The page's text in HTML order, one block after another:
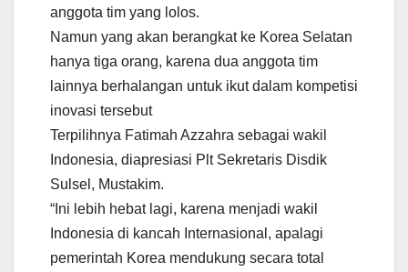
anggota tim yang lolos.
Namun yang akan berangkat ke Korea Selatan
hanya tiga orang, karena dua anggota tim
lainnya berhalangan untuk ikut dalam kompetisi
inovasi tersebut
Terpilihnya Fatimah Azzahra sebagai wakil
Indonesia, diapresiasi Plt Sekretaris Disdik
Sulsel, Mustakim.
“Ini lebih hebat lagi, karena menjadi wakil
Indonesia di kancah Internasional, apalagi
pemerintah Korea mendukung secara total